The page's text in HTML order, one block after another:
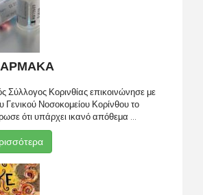
Σύλλογος Κορινθίας επικοινώνησε με
Γενικού Νοσοκομείου Κορίνθου το
ότι υπάρχει ικανό απόθεμα ...